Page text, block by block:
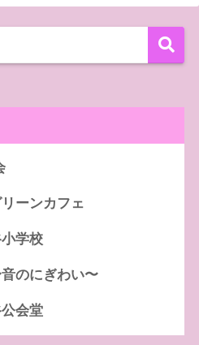
ーンカフェ
学校
のにぎわい〜
会堂